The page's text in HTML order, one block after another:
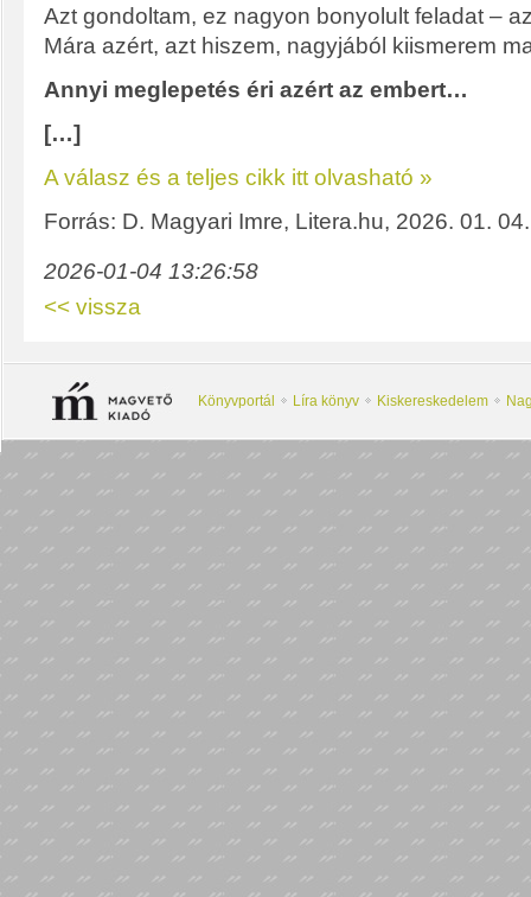
Azt gondoltam, ez nagyon bonyolult feladat –
Mára azért, azt hiszem, nagyjából kiismerem
Annyi meglepetés éri azért az embert…
[…]
A válasz és a teljes cikk itt olvasható »
Forrás: D. Magyari Imre, Litera.hu, 2026. 01. 04.
2026-01-04 13:26:58
<< vissza
Könyvportál Líra könyv Kiskereskedelem